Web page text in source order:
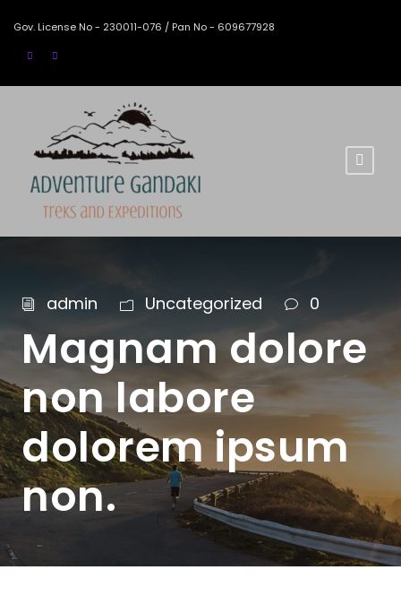
Gov. License No - 230011-076 / Pan No - 609677928
admin Uncategorized 0
Magnam dolore
non labore
dolorem ipsum
non.